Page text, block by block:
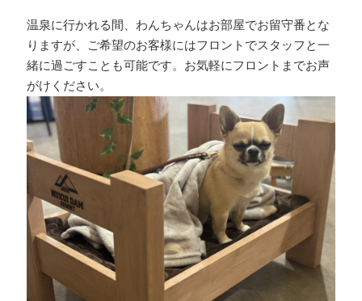
温泉に行かれる間、わんちゃんはお部屋でお留守番とな
りますが、ご希望のお客様にはフロントでスタッフと一
緒に過ごすことも可能です。お気軽にフロントまでお声
がけください。